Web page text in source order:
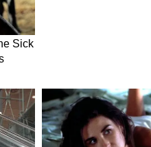
हेंगिंग लाइट
यह लैंप बोहो थीम, बेडरूम
आती है, जिससे कमरा
यह परफेक्ट मैच बनाता है।